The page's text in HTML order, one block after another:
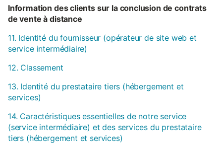
Information des clients sur la conclusion de contrats
de vente à distance
11. Identité du fournisseur (opérateur de site web et
service intermédiaire)
12. Classement
13. Identité du prestataire tiers (hébergement et
services)
14. Caractéristiques essentielles de notre service
(service intermédiaire) et des services du prestataire
tiers (hébergement et services)